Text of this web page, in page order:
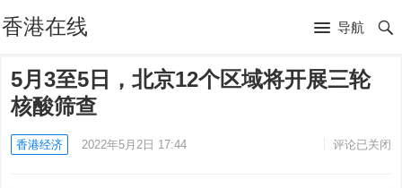
香港在线 导航
5月3至5日，北京12个区域将开展三轮
核酸筛查
香港经济 2022年5月2日 17:44 评论已关闭